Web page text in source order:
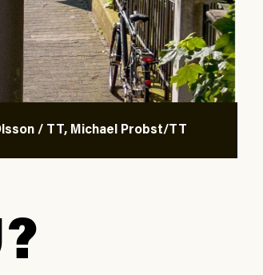
/ TT, Michael Probst/TT